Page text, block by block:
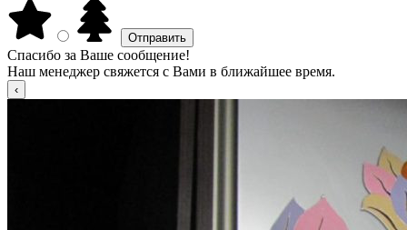
Спасибо за Ваше сообщение!
Наш менеджер свяжется с Вами в ближайшее время.